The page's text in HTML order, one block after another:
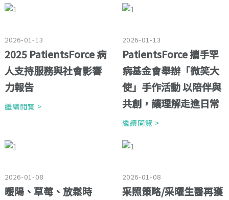
2026-01-13
2025 PatientsForce 病
人支持服務與社會影響
力報告
繼續閱覽 >
2026-01-13
PatientsForce 攜手罕
病基金會舉辦「微笑大
使」手作活動 以陪伴與
共創，讓理解走進日常
繼續閱覽 >
2026-01-08
暖陽、草莓、放鬆時
2026-01-08
采照策略/采曜生醫再獲